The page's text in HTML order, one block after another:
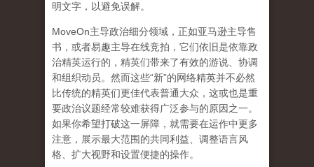
明文字，以避免误解。
MoveOn主导政治细分领域，正如亚马逊主导售
书，或者易趣主导在线竞拍，它们依旧是依靠政
治精英运行的，精英们带来了有效的游说、协调
和组织动员。然而这些“新”的网络精英并不必然
比传统的精英们更佳代表普通大众，这或也是重
要政治议题经常较难获得广泛参与的原因之一。
如果你希望打破这一屏障，就需要在运作中更多
注意，展示最大范围的共同利益、调整语言风
格、扩大视野和设置便捷的操作。